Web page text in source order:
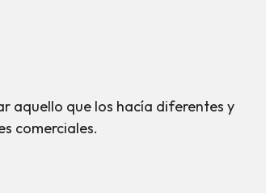
aquello que los hacía diferentes y
comerciales.